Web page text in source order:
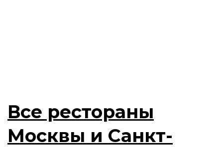
Все рестораны
Москвы и Санкт-